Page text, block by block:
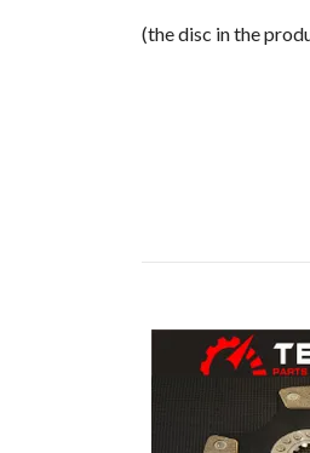
(the disc in the